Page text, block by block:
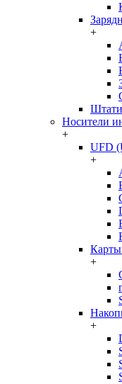
+
Носители
+
UFD
+
+
+